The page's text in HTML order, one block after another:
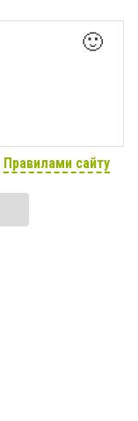
🙂
Правилами сайту